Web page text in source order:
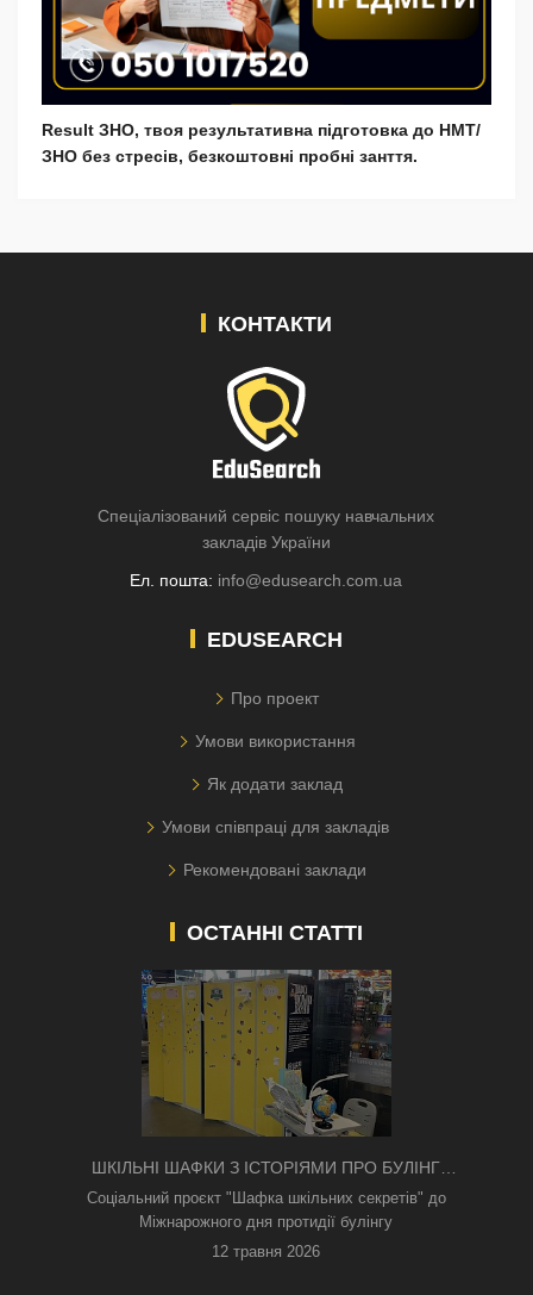
Result ЗНО, твоя результативна підготовка до НМТ/
ЗНО без стресів, безкоштовні пробні занття.
КОНТАКТИ
Спеціалізований сервіс пошуку навчальних
закладів України
Ел. пошта: info@edusearch.com.ua
EDUSEARCH
Про проект
Умови використання
Як додати заклад
Умови співпраці для закладів
Рекомендовані заклади
ОСТАННІ СТАТТІ
ШКІЛЬНІ ШАФКИ З ІСТОРІЯМИ ПРО БУЛІНГ
З'ЯВИЛИСЯ В КИЄВІ
Соціальний проєкт "Шафка шкільних секретів" до
Міжнарожного дня протидії булінгу
12 травня 2026